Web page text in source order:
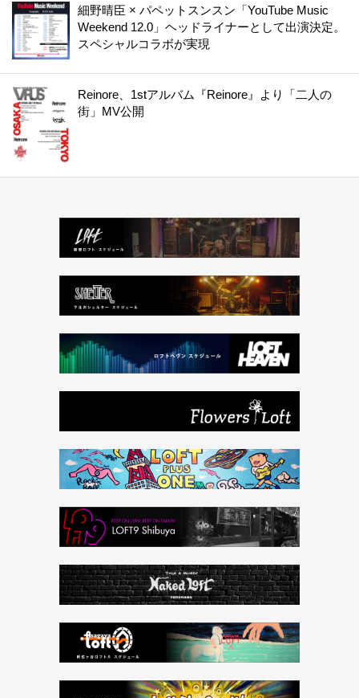
細野晴臣 × パペットスンスン「YouTube Music
Weekend 12.0」ヘッドライナーとして出演決定。
スペシャルコラボが実現
Reinore、1stアルバム『Reinore』より「二人の
街」MV公開